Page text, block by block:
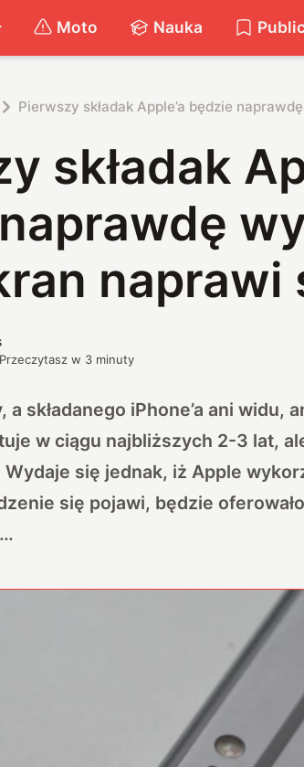
Moto Nauka
Pierwszy składak Apple’a będzie
składak
naprawi
Przeczytasz w 3 minuty
składanego iPhone’a ani widu,
w ciągu najbliższych 2-3 lat,
się jednak, iż Apple
się pojawi, będzie